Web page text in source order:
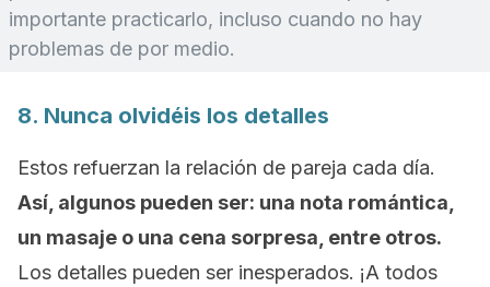
importante practicarlo, incluso cuando no hay
problemas de por medio.
8. Nunca olvidéis los detalles
Estos refuerzan la relación de pareja cada día.
Así, algunos pueden ser: una nota romántica,
un masaje o una cena sorpresa, entre otros.
Los detalles pueden ser inesperados. ¡A todos